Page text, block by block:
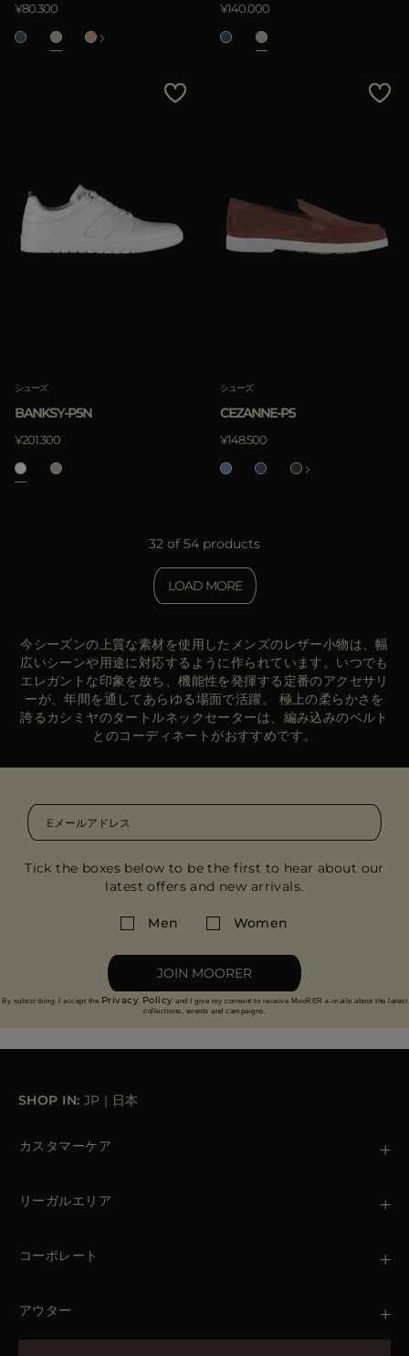
¥80.300 ¥140.000
シューズ
BANKSY-P5N
¥201.300
シューズ
CEZANNE-P5
¥148.500
32 of 54 products
LOAD MORE
今シーズンの上質な素材を使用したメンズのレザー小物は、幅
広いシーンや用途に対応するように作られています。いつでも
エレガントな印象を放ち、機能性を発揮する定番のアクセサリ
ーが、年間を通してあらゆる場面で活躍。 極上の柔らかさを
誇るカシミヤのタートルネックセーターは、編み込みのベルト
とのコーディネートがおすすめです。
Tick the boxes below to be the first to hear about our
latest offers and new arrivals.
Men Women
JOIN MOORER
By subscribing, I accept the Privacy Policy and I give my consent to receive MooRER e-mails about the latest
collections, events and campaigns.
SHOP IN: JP | 日本
カスタマーケア
注文と支払い
リーガルエリア
クッキーポリシー
アクセシビリティ・ステートメント
コーポレート
アウター